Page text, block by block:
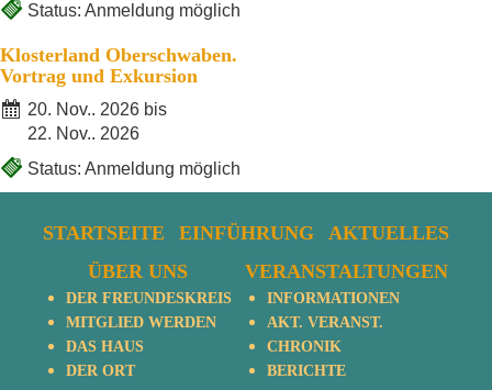
Status: Anmeldung möglich
Klosterland Oberschwaben.
Vortrag und Exkursion
20. Nov.. 2026 bis
22. Nov.. 2026
Status: Anmeldung möglich
STARTSEITE EINFÜHRUNG
AKTUELLES
ÜBER UNS
DER FREUNDESKREIS
MITGLIED WERDEN
DAS HAUS
DER ORT
VERANSTALTUNGEN
INFORMATIONEN
AKT. VERANST.
CHRONIK
BERICHTE